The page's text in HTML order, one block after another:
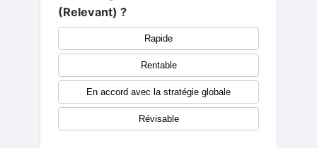
(Relevant) ?
Rapide
Rentable
En accord avec la stratégie globale
Révisable